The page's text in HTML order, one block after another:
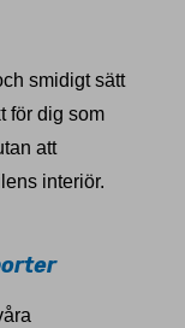
smidigt sätt
för dig som
att
interiör.